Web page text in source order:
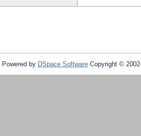
Powered by DSpace Software Copyright ©